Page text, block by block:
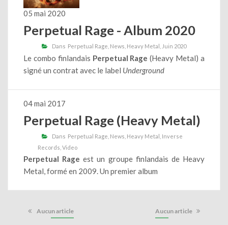
05 mai 2020
Perpetual Rage - Album 2020
Dans Perpetual Rage News Heavy Metal Juin 2020
Le combo finlandais Perpetual Rage (Heavy Metal) a
signé un contrat avec le label Underground
04 mai 2017
Perpetual Rage (Heavy Metal)
Dans Perpetual Rage News Heavy Metal Inverse
Records Video
Perpetual Rage est un groupe finlandais de Heavy
Metal, formé en 2009. Un premier album
Aucun article Aucun article